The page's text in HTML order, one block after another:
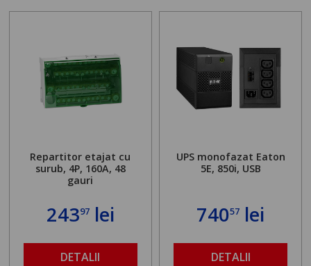
Repartitor etajat cu
surub, 4P, 160A, 48
gauri
24397lei
DETALII
UPS monofazat Eaton
5E, 850i, USB
74057 lei
DETALII